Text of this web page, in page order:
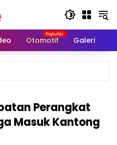
Otomotif Galeri
Perangkat
Masuk Kantong